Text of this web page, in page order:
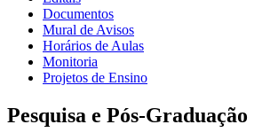
Documentos
Mural de Avisos
Horários de Aulas
Monitoria
Projetos de Ensino
Pesquisa e Pós-Graduação